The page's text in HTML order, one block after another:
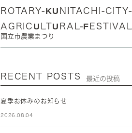
ROTARY-KUNITACHI-CITY-
AGRICULTURAL-FESTIVAL
国立市農業まつり
RECENT POSTS 最近の投稿
夏季お休みのお知らせ
2026.08.04